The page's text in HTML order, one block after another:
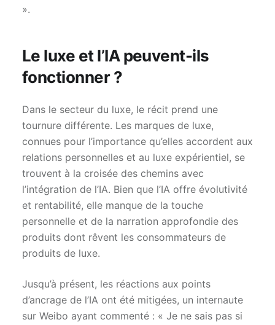
».
Le luxe et l’IA peuvent-ils
fonctionner ?
Dans le secteur du luxe, le récit prend une
tournure différente. Les marques de luxe,
connues pour l’importance qu’elles accordent aux
relations personnelles et au luxe expérientiel, se
trouvent à la croisée des chemins avec
l’intégration de l’IA. Bien que l’IA offre évolutivité
et rentabilité, elle manque de la touche
personnelle et de la narration approfondie des
produits dont rêvent les consommateurs de
produits de luxe.
Jusqu’à présent, les réactions aux points
d’ancrage de l’IA ont été mitigées, un internaute
sur Weibo ayant commenté : « Je ne sais pas si